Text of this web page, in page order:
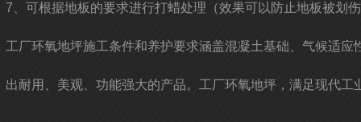
7、可根据地板的要求进行打蜡处理（效果可以防止地板被划
工厂环氧地坪施工条件和养护要求涵盖混凝土基础、气候适
出耐用、美观、功能强大的产品。工厂环氧地坪，满足现代